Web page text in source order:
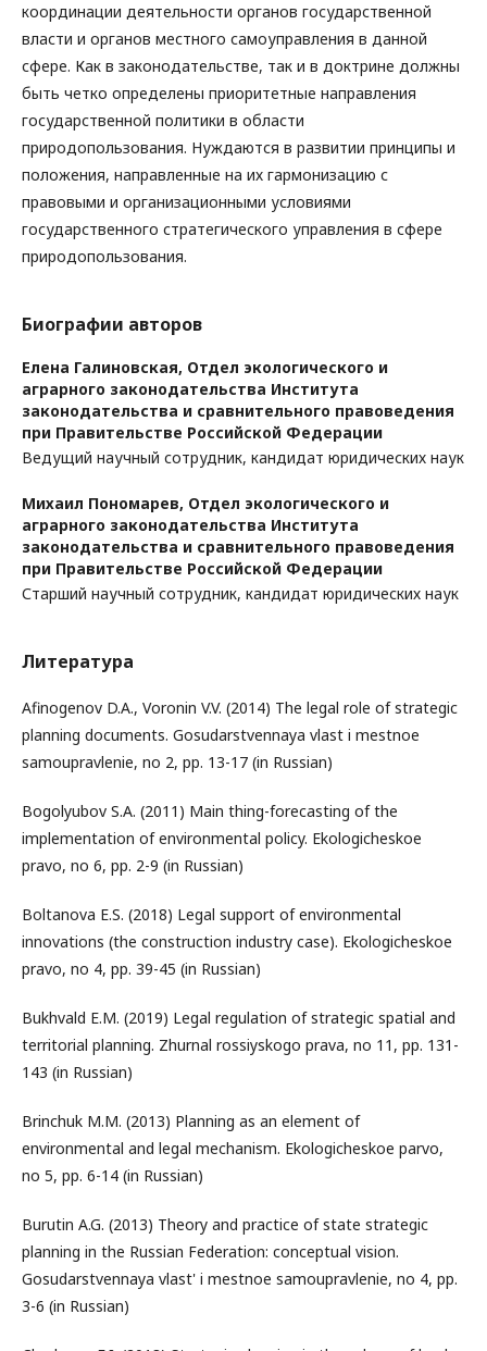
координации деятельности органов государственной
власти и органов местного самоуправления в данной
сфере. Как в законодательстве, так и в доктрине должны
быть четко определены приоритетные направления
государственной политики в области
природопользования. Нуждаются в развитии принципы и
положения, направленные на их гармонизацию с
правовыми и организационными условиями
государственного стратегического управления в сфере
природопользования.
Биографии авторов
Елена Галиновская, Отдел экологического и
аграрного законодательства Института
законодательства и сравнительного правоведения
при Правительстве Российской Федерации
Ведущий научный сотрудник, кандидат юридических наук
Михаил Пономарев, Отдел экологического и
аграрного законодательства Института
законодательства и сравнительного правоведения
при Правительстве Российской Федерации
Старший научный сотрудник, кандидат юридических наук
Литература
Afinogenov D.A., Voronin V.V. (2014) The legal role of strategic
planning documents. Gosudarstvennaya vlast i mestnoe
samoupravlenie, no 2, pp. 13-17 (in Russian)
Bogolyubov S.A. (2011) Main thing-forecasting of the
implementation of environmental policy. Ekologicheskoe
pravo, no 6, pp. 2-9 (in Russian)
Boltanova E.S. (2018) Legal support of environmental
innovations (the construction industry case). Ekologicheskoe
pravo, no 4, pp. 39-45 (in Russian)
Bukhvald E.M. (2019) Legal regulation of strategic spatial and
territorial planning. Zhurnal rossiyskogo prava, no 11, pp. 131-
143 (in Russian)
Brinchuk M.M. (2013) Planning as an element of
environmental and legal mechanism. Ekologicheskoe parvo,
no 5, pp. 6-14 (in Russian)
Burutin A.G. (2013) Theory and practice of state strategic
planning in the Russian Federation: conceptual vision.
Gosudarstvennaya vlast' i mestnoe samoupravlenie, no 4, pp.
3-6 (in Russian)